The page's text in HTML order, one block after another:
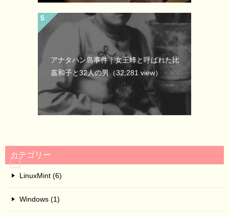
アナタハン島事件｜女王蜂と呼ばれた比
嘉和子と32人の男（32,281 view）
カテゴリー
LinuxMint (6)
Windows (1)